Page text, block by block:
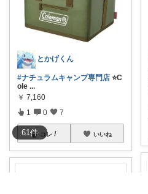
61件
とかげくん
#ナチュラムキャンプ専門店 ⭐️C
ole ...
￥ 7,160
1 0 7
コレ いいね